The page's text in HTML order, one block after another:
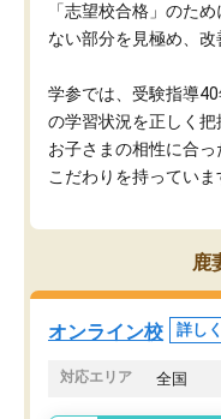
「志望校合格」のた
ない部分を見極め、改
学参では、受験指導
の学習状況を正しく把
お子さまの相性に合
こだわりを持っていま
鹿
オンライン校 詳し
対応エリア 全国